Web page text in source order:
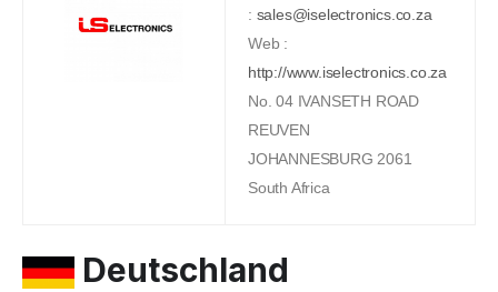
: sales@iselectronics.co.za
Web :
http://www.iselectronics.co.za
No. 04 IVANSETH ROAD
REUVEN
JOHANNESBURG 2061
South Africa
Deutschland